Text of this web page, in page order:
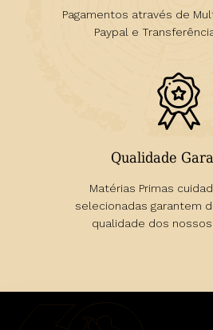
Pagamentos através de
Paypal e
Qualidade
Matérias Primas
selecionadas garantem
qualidade dos